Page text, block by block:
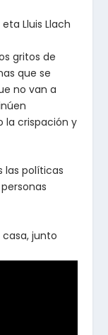
Lluis Llach
gritos de
que se
no van a
la crispación y
las políticas
junto